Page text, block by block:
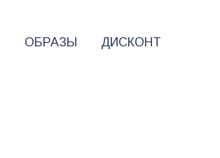
ОБРАЗЫ ДИСКОНТ